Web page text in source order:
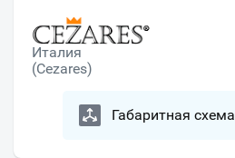
Италия
(Cezares)
Габаритная схема